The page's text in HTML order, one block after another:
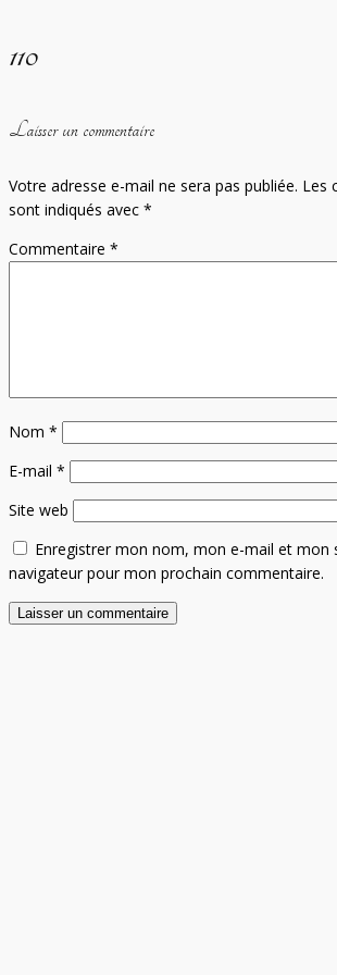
110
Laisser un commentaire
Votre adresse e-mail ne sera pas publiée. Les
sont indiqués avec *
Commentaire *
Nom *
E-mail *
Site web
Enregistrer mon nom, mon e-mail et mon
navigateur pour mon prochain commentaire.